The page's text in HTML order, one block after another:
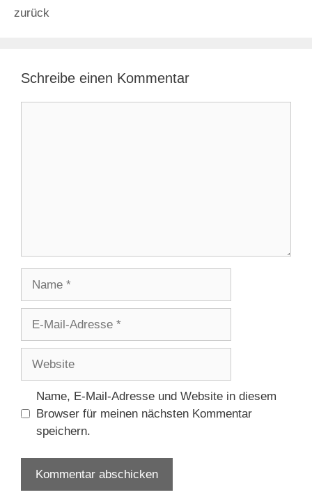
zurück
Schreibe einen Kommentar
Adresse
Name, E-Mail-Adresse und Website in diesem
Browser für meinen nächsten Kommentar
speichern.